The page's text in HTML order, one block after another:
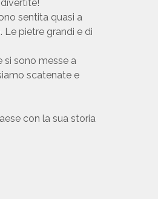
sentita quasi a
Le pietre grandi e di
sono messe a
scatenate e
con la sua storia